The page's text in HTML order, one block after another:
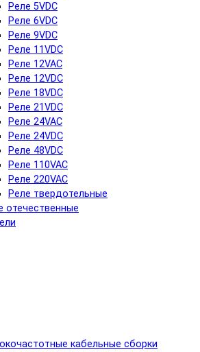
Реле 5VDC
Реле 6VDC
Реле 9VDC
Реле 11VDC
Реле 12VAC
Реле 12VDC
Реле 18VDC
Реле 21VDC
Реле 24VAC
Реле 24VDC
Реле 48VDC
Реле 110VAC
Реле 220VAC
Реле твердотельные
отечественные
кабельные сборки